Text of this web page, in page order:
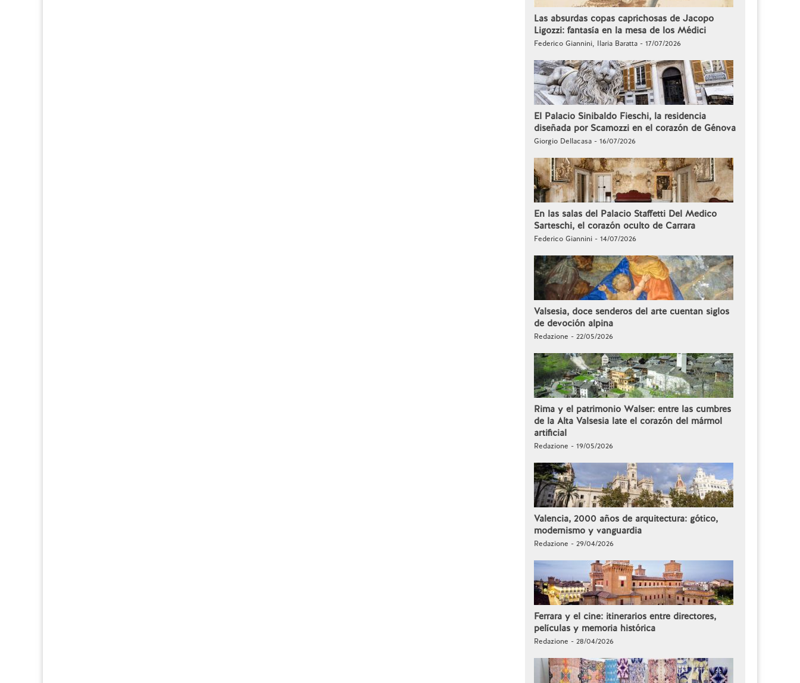
Las absurdas copas caprichosas de Jacopo
Ligozzi: fantasía en la mesa de los Médici
Federico Giannini, Ilaria Baratta - 17/07/2026
El Palacio Sinibaldo Fieschi, la residencia
diseñada por Scamozzi en el corazón de Génova
Giorgio Dellacasa - 16/07/2026
En las salas del Palacio Staffetti Del Medico
Sarteschi, el corazón oculto de Carrara
Federico Giannini - 14/07/2026
Valsesia, doce senderos del arte cuentan siglos
de devoción alpina
Redazione - 22/05/2026
Rima y el patrimonio Walser: entre las cumbres
de la Alta Valsesia late el corazón del mármol
artificial
Redazione - 19/05/2026
Valencia, 2000 años de arquitectura: gótico,
modernismo y vanguardia
Redazione - 29/04/2026
Ferrara y el cine: itinerarios entre directores,
películas y memoria histórica
Redazione - 28/04/2026